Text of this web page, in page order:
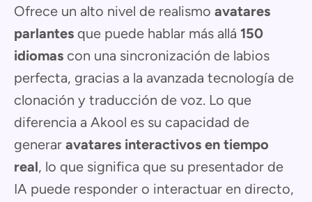
Ofrece un alto nivel de realismo avatares
parlantes que puede hablar más allá 150
idiomas con una sincronización de labios
perfecta, gracias a la avanzada tecnología de
clonación y traducción de voz. Lo que
diferencia a Akool es su capacidad de
generar avatares interactivos en tiempo
real, lo que significa que su presentador de
IA puede responder o interactuar en directo,